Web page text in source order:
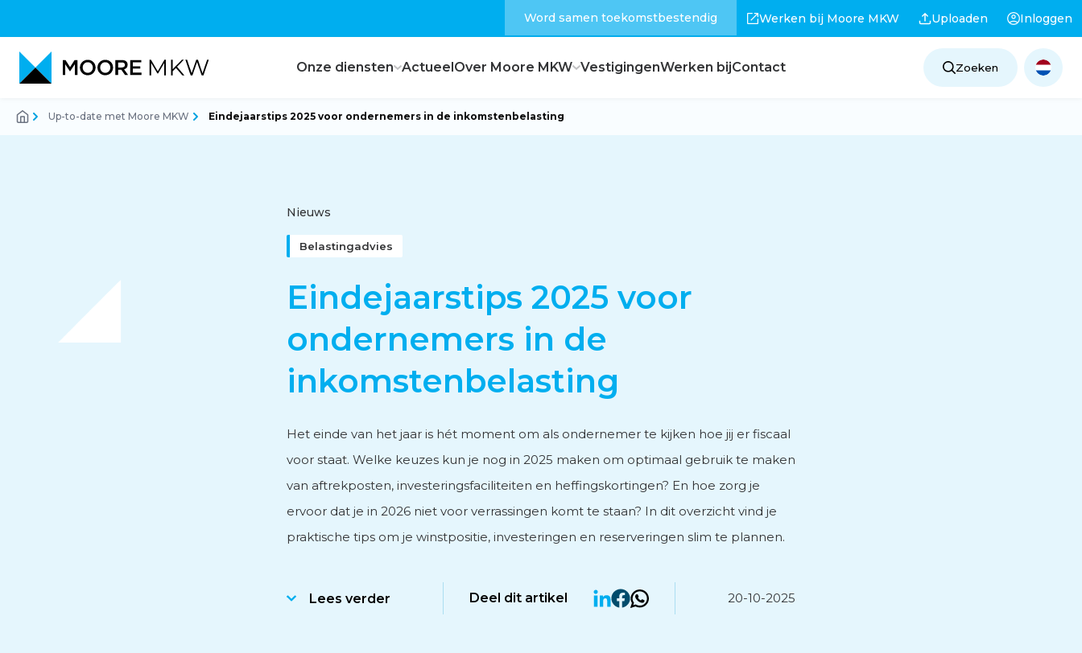
Word samen toekomstbestendig Werken bij Moore MKW Uploaden Inloggen
Onze diensten
Corporate finance
Subsidieadvies
Internationaal ondernemen
ActueelOver Moore MKW
Feiten en cijfers
VestigingenWerken bijContact Zoeken
Up-to-date met Moore MKW Eindejaarstips 2025 voor ondernemers in de inkomstenbelasting
Nieuws
Belastingadvies
Eindejaarstips 2025 voor
ondernemers in de
inkomstenbelasting
Het einde van het jaar is hét moment om als ondernemer te kijken hoe jij er fiscaal
voor staat. Welke keuzes kun je nog in 2025 maken om optimaal gebruik te maken
van aftrekposten, investeringsfaciliteiten en heffingskortingen? En hoe zorg je
ervoor dat je in 2026 niet voor verrassingen komt te staan? In dit overzicht vind je
praktische tips om je winstpositie, investeringen en reserveringen slim te plannen.
Lees verder Deel dit artikel 20-10-2025